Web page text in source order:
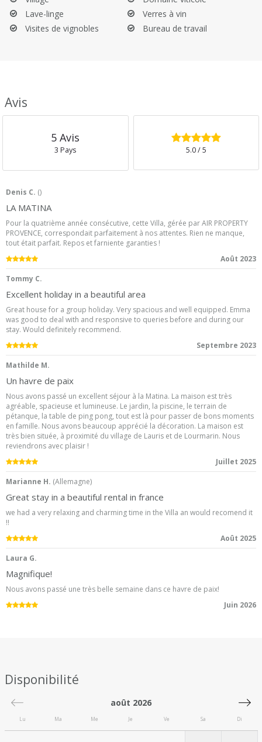
Lave-linge
Verres à vin
Visites de vignobles
Bureau de travail
Avis
5 Avis
3 Pays
5.0
5.0/ 5
Denis C. ()
LA MATINA
Pour la quatrième année consécutive, cette Villa, gérée par AIR PROPERTY
PROVENCE, correspondait parfaitement à nos attentes. Rien ne manque,
tout était parfait. Repos et farniente garanties !
5.0
Août 2023
Tommy C.
Excellent holiday in a beautiful area
Great house for a group holiday. Very spacious and well equipped. Emma
was good to deal with and responsive to queries before and during our
stay. Would definitely recommend.
5.0
Septembre 2023
Mathilde M.
Un havre de paix
Nous avons passé un excellent séjour à la Matina. La maison est très
agréable, spacieuse et lumineuse. Le jardin, la piscine, le terrain de
pétanque, la table de ping pong, tout est là pour passer de bons moments
en famille. Nous avons beaucoup apprécié la décoration. La maison est
très bien située, à proximité du village de Lauris et de Lourmarin. Nous
reviendrons avec plaisir !
5.0
Juillet 2025
Marianne H. (Allemagne)
Great stay in a beautiful rental in france
we had a very relaxing and charming time in the Villa an would recomend it
!!
5.0
Août 2025
Laura G.
Magnifique!
Nous avons passé une très belle semaine dans ce havre de paix!
5.0 Juin 2026
Disponibilité
août 2026
Lu Ma Me Je Ve Sa Di